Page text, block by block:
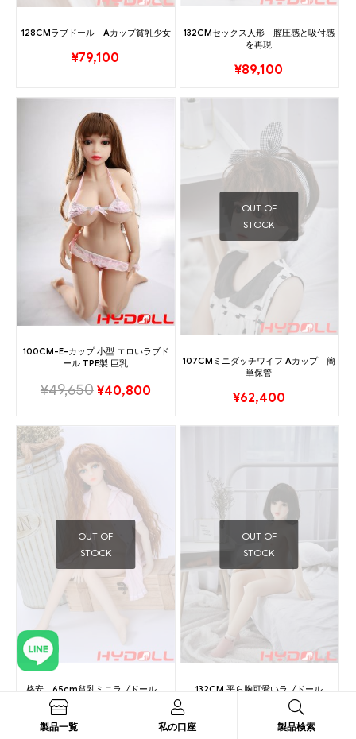
128CMラブドール Aカップ貧乳少女
¥79,100
132CMセックス人形 膣圧感と吸付感
を再現
¥89,100
100CM-E-カップ 小型 エロいラブド
ール TPE製 巨乳
¥49,650 ¥40,800
OUT OF
STOCK
107CMミニダッチワイフ Aカップ 簡
単保管
¥62,400
OUT OF
STOCK
格安 65cm貧乳ミニラブドール
OUT OF
STOCK
132CM 平ら胸可愛いラブドール
製品一覧 私の口座 製品検索